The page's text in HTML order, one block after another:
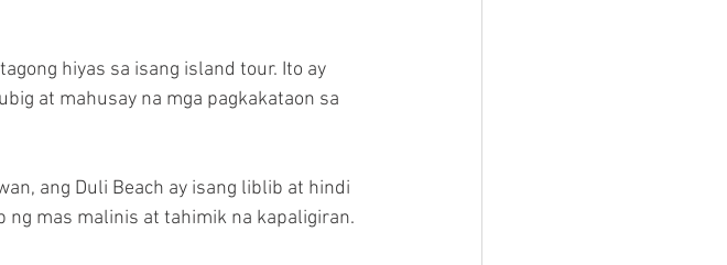
hiyas sa isang island tour. Ito ay
at mahusay na mga pagkakataon sa
ang Duli Beach ay isang liblib at hindi
ng mas malinis at tahimik na kapaligiran.